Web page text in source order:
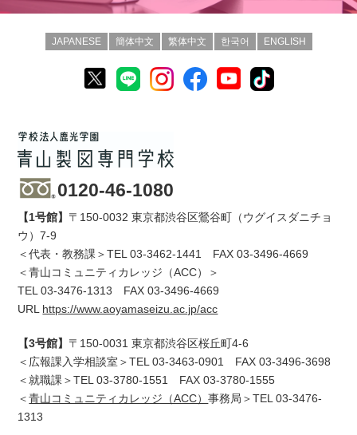
JAPANESE 簡体中文 繁体中文 한국어 ENGLISH
0120-46-1080
【1号館】 〒150-0032 東京都渋谷区鶯谷町（ウグイスダニチョ
ウ）7-9
＜代表・教務課＞TEL03-3462-1441
FAX 03-3496-4669
＜青山コミュニティカレッジ（ACC）＞
TEL03-3476-1313 FAX 03-3496-4669
URL https://www.aoyamaseizu.ac.jp/acc
【3号館】 〒150-0031 東京都渋谷区桜丘町4-6
＜広報課入学相談室＞TEL03-3463-0901
FAX 03-3496-3698
＜就職課＞TEL03-3780-1551
FAX 03-3780-1555
＜青山コミュニティカレッジ（ACC）事務局＞TEL03-3476-
1313